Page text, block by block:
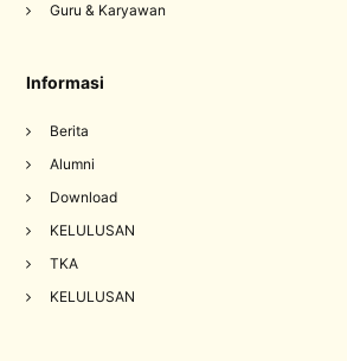
Guru & Karyawan
Informasi
Berita
Alumni
Download
KELULUSAN
TKA
KELULUSAN